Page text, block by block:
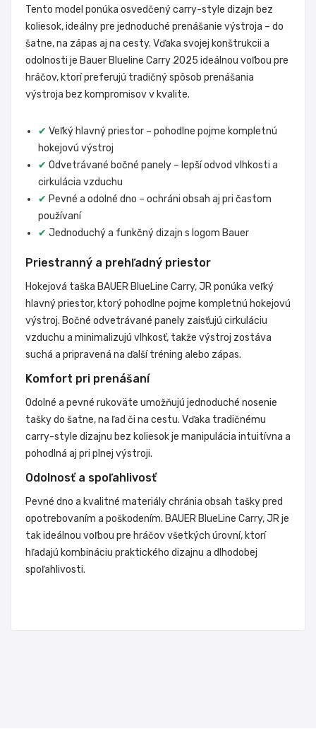
Tento model ponúka osvedčený carry-style dizajn bez
koliesok, ideálny pre jednoduché prenášanie výstroja – do
šatne, na zápas aj na cesty. Vďaka svojej konštrukcii a
odolnosti je Bauer Blueline Carry 2025 ideálnou voľbou pre
hráčov, ktorí preferujú tradičný spôsob prenášania
výstroja bez kompromisov v kvalite.
✔ Veľký hlavný priestor – pohodlne pojme kompletnú
hokejovú výstroj
✔ Odvetrávané bočné panely – lepší odvod vlhkosti a
cirkulácia vzduchu
✔ Pevné a odolné dno – ochráni obsah aj pri častom
používaní
✔ Jednoduchý a funkčný dizajn s logom Bauer
Priestranný a prehľadný priestor
Hokejová taška BAUER BlueLine Carry, JR ponúka veľký
hlavný priestor, ktorý pohodlne pojme kompletnú hokejovú
výstroj. Bočné odvetrávané panely zaisťujú cirkuláciu
vzduchu a minimalizujú vlhkosť, takže výstroj zostáva
suchá a pripravená na ďalší tréning alebo zápas.
Komfort pri prenášaní
Odolné a pevné rukoväte umožňujú jednoduché nosenie
tašky do šatne, na ľad či na cestu. Vďaka tradičnému
carry-style dizajnu bez koliesok je manipulácia intuitívna a
pohodlná aj pri plnej výstroji.
Odolnosť a spoľahlivosť
Pevné dno a kvalitné materiály chránia obsah tašky pred
opotrebovaním a poškodením. BAUER BlueLine Carry, JR je
tak ideálnou voľbou pre hráčov všetkých úrovní, ktorí
hľadajú kombináciu praktického dizajnu a dlhodobej
spoľahlivosti.